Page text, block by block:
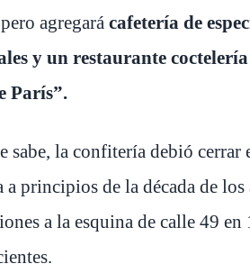
agregará cafetería de
y un restaurante coctelería
París”.
sabe, la confitería debió
a principios de la década de
a la esquina de calle 49